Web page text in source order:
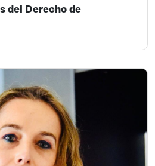
del Derecho de